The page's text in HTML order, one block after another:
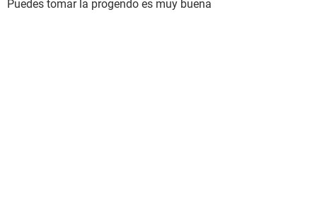
Puedes tomar la progendo es muy buena